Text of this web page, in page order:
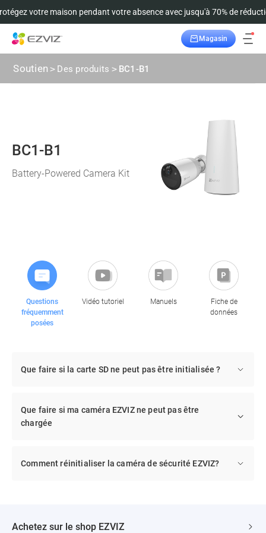
votre maison pendant votre absence avec jusqu'à 70% de
Magasin
Soutien > Des produits > BC1-B1
BC1-B1
Battery-Powered Camera Kit
Questions
fréquemment
posées
Vidéo tutoriel Manuels
Fiche de
données
Que faire si la carte SD ne peut pas être initialisée ?
Que faire si ma caméra EZVIZ ne peut pas être
chargée
Comment réinitialiser la caméra de sécurité EZVIZ?
Achetez sur le shop EZVIZ